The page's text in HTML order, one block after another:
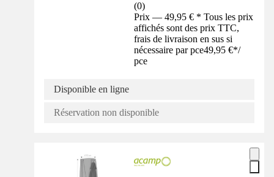
(0)
Prix — 49,95 € * Tous les prix
affichés sont des prix TTC,
frais de livraison en sus si
nécessaire par pce49,95 €*/
pce
Disponible en ligne
Réservation non disponible